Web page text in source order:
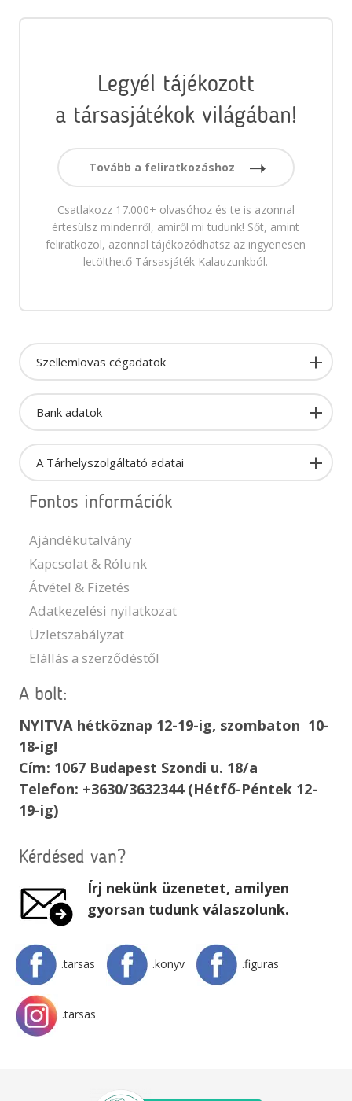
Legyél tájékozott
a társasjátékok világában!
Tovább a feliratkozáshoz
Csatlakozz 17.000+ olvasóhoz és te is azonnal
értesülsz mindenről, amiről mi tudunk! Sőt, amint
feliratkozol, azonnal tájékozódhatsz az ingyenesen
letölthető Társasjáték Kalauzunkból.
Szellemlovas cégadatok
Bank adatok
A Tárhelyszolgáltató adatai
Fontos információk
Ajándékutalvány
Kapcsolat & Rólunk
Átvétel & Fizetés
Adatkezelési nyilatkozat
Üzletszabályzat
Elállás a szerződéstől
A bolt:
NYITVA hétköznap 12-19-ig, szombaton 10-
18-ig!
Cím: 1067 Budapest Szondi u. 18/a
Telefon: +3630/3632344 (Hétfő-Péntek 12-
19-ig)
Kérdésed van?
Írj nekünk üzenetet, amilyen
gyorsan tudunk válaszolunk.
.tarsas .konyv .figuras
.tarsas